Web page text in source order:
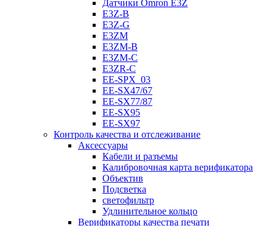
Датчики Omron E3Z
E3Z-B
E3Z-G
E3ZM
E3ZM-B
E3ZM-C
E3ZR-C
EE-SPX_03
EE-SX47/67
EE-SX77/87
EE-SX95
EE-SX97
Контроль качества и отслеживание
Аксессуары
Кабели и разъемы
Калибровочная карта верификатора
Объектив
Подсветка
светофильтр
Удлинительное кольцо
Верификаторы качества печати